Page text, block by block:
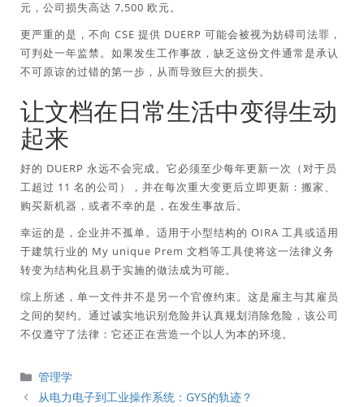
元，公司损失高达 7,500 欧元。
更严重的是，不向 CSE 提供 DUERP 可能会被视为妨碍司法罪，
可判处一年监禁。如果发生工作事故，缺乏这份文件通常是承认
不可原谅的过错的第一步，从而导致巨大的损失。
让文档在日常生活中变得生动
起来
好的 DUERP 永远不会完成。它必须至少每年更新一次（对于员
工超过 11 名的公司），并在每次重大变更后立即更新：搬家、
购买新机器，或者不幸的是，在发生事故后。
幸运的是，企业并不孤单。适用于小型结构的 OIRA 工具或适用
于建筑行业的 My unique Prem 文档等工具使将这一法律义务
转变为结构化且易于实施的做法成为可能。
综上所述 ，单一文件并不是另一个官僚约束。这是雇主与其雇员
之间的契约。通过诚实地识别危险并认真规划消除危险，该公司
不仅遵守了法律：它还正在营造一个以人为本的环境。
分
類
管理学
从电力电子到工业操作系统：GYS的轨迹？